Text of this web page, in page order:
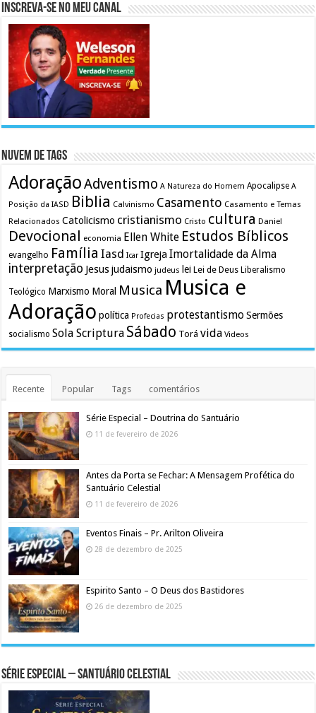
Inscreva-se no meu canal
Nuvem de Tags
AdoraçãoAdventismo A Natureza do Homem Apocalipse A
Posição da IASD
Biblia Calvinismo Casamento Casamento e Temas
Relacionados Catolicismo cristianismo Cristo cultura Daniel
Devocional economia Ellen White Estudos Bíblicos
evangelho Família Iasd Icar Igreja Imortalidade da Alma
interpretação Jesusjudaismo judeus lei Lei de Deus Liberalismo
Teológico Marxismo Moral Musica Musica e
Adoração política Profecias protestantismo Sermões
socialismo Sola Scriptura Sábado Torá vida Videos
Recente Popular Tags comentários
Série Especial – Doutrina do Santuário
11 de fevereiro de 2026
Antes da Porta se Fechar: A Mensagem Profética do
Santuário Celestial
11 de fevereiro de 2026
Eventos Finais – Pr. Arilton Oliveira
28 de dezembro de 2025
Espirito Santo – O Deus dos Bastidores
26 de dezembro de 2025
Série Especial – Santuário Celestial